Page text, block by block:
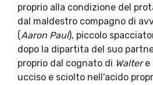
proprio alla condizione del
dal maldestro compagno di
(Aaron Paul), piccolo
dopo la dipartita del suo
proprio dal cognato di Waltere
ucciso e sciolto nell'acido